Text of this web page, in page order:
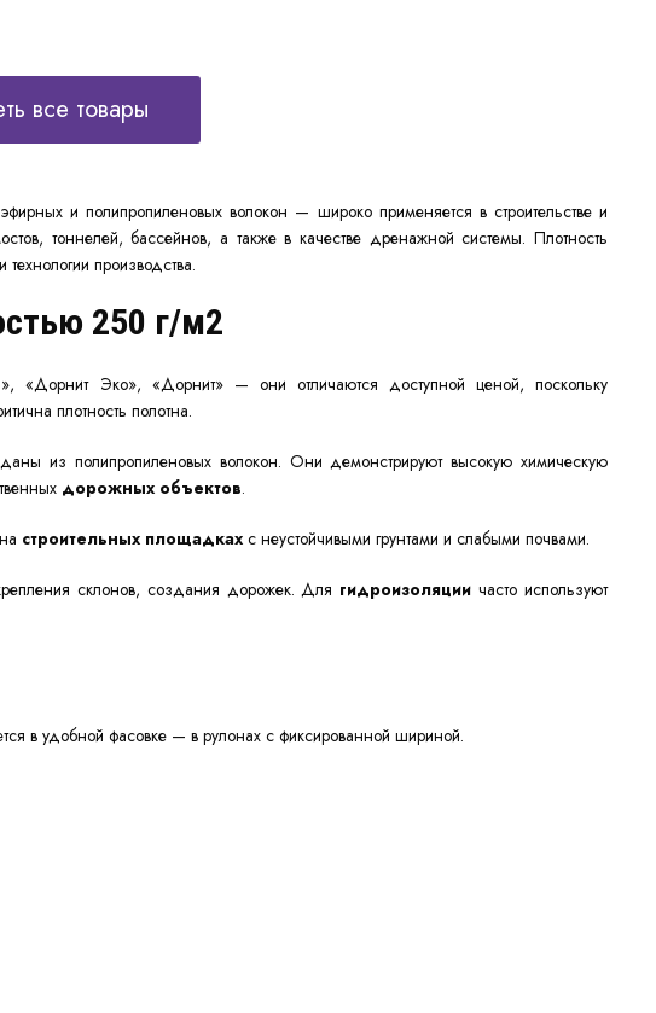
все товары
и полипропиленовых волокон — широко применяется в строительстве и
тоннелей, бассейнов, а также в качестве дренажной системы. Плотность
производства.
250 г/м2
«Дорнит Эко», «Дорнит» — они отличаются доступной ценой, поскольку
плотность полотна.
из полипропиленовых волокон. Они демонстрируютвысокую химическую
дорожных объектов.
строительных площадках с неустойчивыми грунтами и слабыми почвами.
склонов, создания дорожек. Для гидроизоляции часто используют
в удобной фасовке — в рулонах с фиксированной шириной.